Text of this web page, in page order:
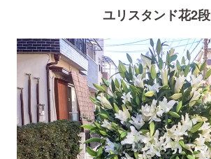
ユリスタンド花2段